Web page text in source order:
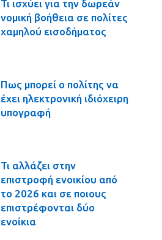
Τι ισχύει για την δωρεάν
νομική βοήθεια σε πολίτες
χαμηλού εισοδήματος
Πως μπορεί ο πολίτης να
έχει ηλεκτρονική ιδιόχειρη
υπογραφή
Τι αλλάζει στην
επιστροφή ενοικίου από
το 2026 και σε ποιους
επιστρέφονται δύο
ενοίκια